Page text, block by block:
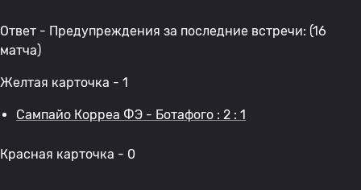
Ответ - Предупреждения за последние встречи: (16
матча)
Желтая карточка - 1
Сампайо Корреа ФЭ - Ботафого : 2 : 1
Красная карточка - 0